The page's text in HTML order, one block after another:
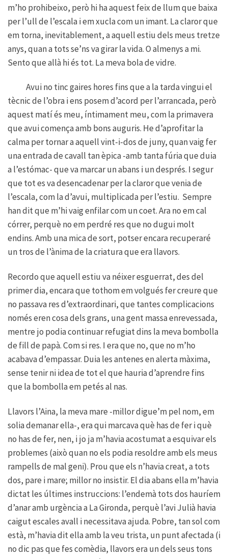
m’ho prohibeixo, però hi ha aquest feix de llum que baixa
per l’ull de l’escala i em xucla com un imant. La claror que
em torna, inevitablement, a aquell estiu dels meus tretze
anys, quan a tots se’ns va girar la vida. O almenys a mi.
Sento que allà hi és tot. La meva bola de vidre.
Avui no tinc gaires hores fins que a la tarda vingui el
tècnic de l’obra i ens posem d’acord per l’arrancada, però
aquest matí és meu, íntimament meu, com la primavera
que avui comença amb bons auguris. He d’aprofitar la
calma per tornar a aquell vint-i-dos de juny, quan vaig fer
una entrada de cavall tan èpica -amb tanta fúria que duia
a l’estómac- que va marcar un abans i un després. I segur
que tot es va desencadenar per la claror que venia de
l’escala, com la d’avui, multiplicada per l’estiu. Sempre
han dit que m’hi vaig enfilar com un coet. Ara no em cal
córrer, perquè no em perdré res que no dugui molt
endins. Amb una mica de sort, potser encara recuperaré
un tros de l’ànima de la criatura que era llavors.
Recordo que aquell estiu va néixer esguerrat, des del
primer dia, encara que tothom em volgués fer creure que
no passava res d’extraordinari, que tantes complicacions
només eren cosa dels grans, una gent massa enrevessada,
mentre jo podia continuar refugiat dins la meva bombolla
de fill de papà. Com si res. I era que no, que no m’ho
acabava d’empassar. Duia les antenes en alerta màxima,
sense tenir ni idea de tot el que hauria d’aprendre fins
que la bombolla em petés al nas.
Llavors l’Aina, la meva mare -millor digue’m pel nom, em
solia demanar ella-, era qui marcava què has de fer i què
no has de fer, nen, i jo ja m’havia acostumat a esquivar els
problemes (això quan no els podia resoldre amb els meus
rampells de mal geni). Prou que els n’havia creat, a tots
dos, pare i mare; millor no insistir. El dia abans ella m’havia
dictat les últimes instruccions: l’endemà tots dos hauríem
d’anar amb urgència a La Gironda, perquè l’avi Julià havia
caigut escales avall i necessitava ajuda. Pobre, tan sol com
està, m’havia dit ella amb la veu trista, un punt afectada (i
no dic pas que fes comèdia, llavors era un dels seus tons